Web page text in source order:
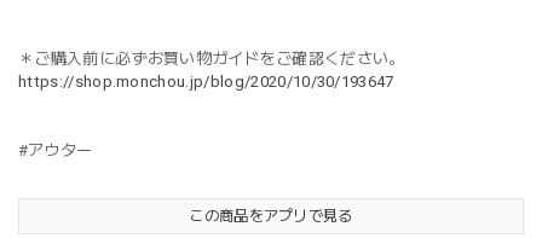
＊ご購入前に必ずお買い物ガイドをご確認ください。
https://shop.monchou.jp/blog/2020/10/30/193647
#アウター
この商品をアプリで見る